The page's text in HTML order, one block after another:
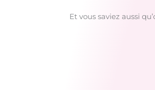
Et vous saviez aussi